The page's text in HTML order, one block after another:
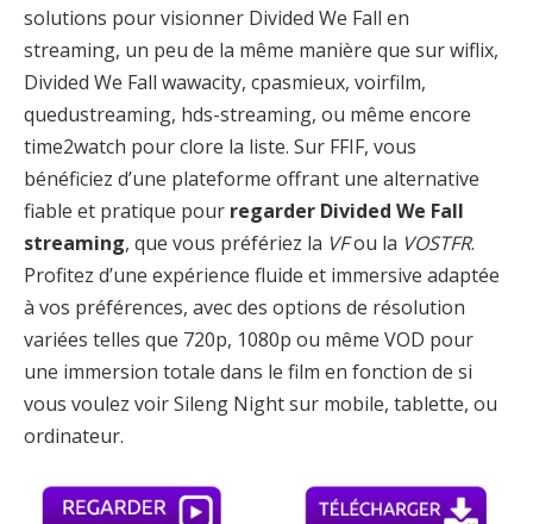
solutions pour visionner Divided We Fall en
streaming, un peu de la même manière que sur wiflix,
Divided We Fall wawacity, cpasmieux, voirfilm,
quedustreaming, hds-streaming, ou même encore
time2watch pour clore la liste. Sur FFIF, vous
bénéficiez d’une plateforme offrant une alternative
fiable et pratique pour regarder Divided We Fall
streaming, que vous préfériez la VFou la VOSTFR.
Profitez d’une expérience fluide et immersive adaptée
à vos préférences, avec des options de résolution
variées telles que 720p, 1080p ou même VOD pour
une immersion totale dans le film en fonction de si
vous voulez voir Sileng Night sur mobile, tablette, ou
ordinateur.